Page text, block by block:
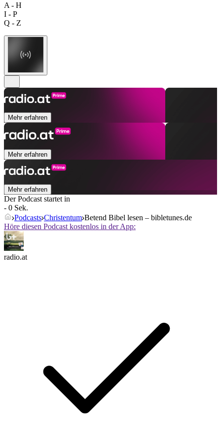
A - H
I - P
Q - Z
Mehr erfahren
Mehr erfahren
Mehr erfahren
Der Podcast startet in
- 0 Sek.
Podcasts Christentum Betend Bibel lesen – bibletunes.de
Höre diesen Podcast kostenlos in der App:
radio.at